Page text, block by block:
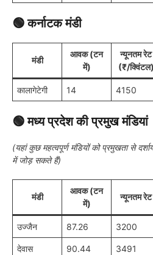
🟢कर्नाटक मंडी
मंडी
आवक (टन
में)
न्यूनतम रेट
(₹/क्विंटल)
कालागेटेगी 14 4150
🟢मध्य प्रदेश की प्रमुख मंडियां
(यहां कुछ महत्वपूर्ण मंडियों को प्रमुखता से
में जोड़ सकते हैं)
मंडी
आवक (टन
में)
न्यूनतम रेट
उज्जैन 87.26 3200
देवास 90.44 3491